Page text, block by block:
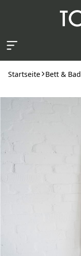
Startseite Bett & Bad